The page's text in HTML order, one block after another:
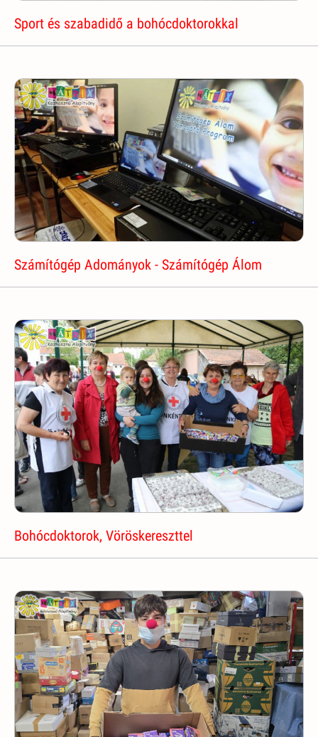
Sport és szabadidő a bohócdoktorokkal
Számítógép Adományok - Számítógép Álom
Bohócdoktorok, Vöröskereszttel